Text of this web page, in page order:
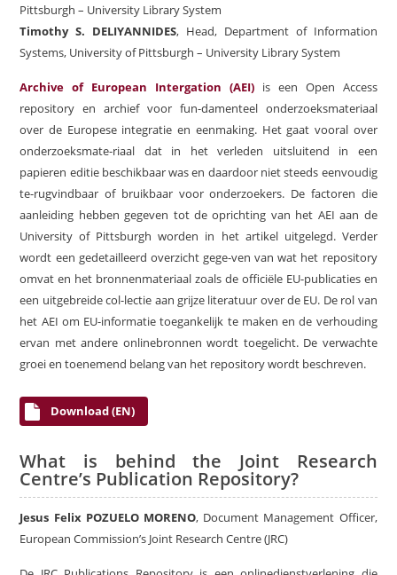
Pittsburgh – University Library System
Timothy S. DELIYANNIDES, Head, Department of Information
Systems, University of Pittsburgh – University Library System
Archive of European Intergation (AEI)is een Open Access
repository en archief voor fun-damenteel onderzoeksmateriaal
over de Europese integratie en eenmaking. Het gaat vooral over
onderzoeksmate-riaal dat in het verleden uitsluitend in een
papieren editie beschikbaar was en daardoor niet steeds eenvoudig
te-rugvindbaar of bruikbaar voor onderzoekers. De factoren die
aanleiding hebben gegeven tot de oprichting van het AEI aan de
University of Pittsburgh worden in het artikel uitgelegd. Verder
wordt een gedetailleerd overzicht gege-ven van wat het repository
omvat en het bronnenmateriaal zoals de officiële EU-publicaties en
een uitgebreide col-lectie aan grijze literatuur over de EU. De rol van
het AEI om EU-informatie toegankelijk te maken en de verhouding
ervan met andere onlinebronnen wordt toegelicht. De verwachte
groei en toenemend belang van het repository wordt beschreven.
Download (EN)
What is behind the Joint Research
Centre’s Publication Repository?
Jesus Felix POZUELO MORENO, Document Management Officer,
European Commission’s Joint Research Centre (JRC)